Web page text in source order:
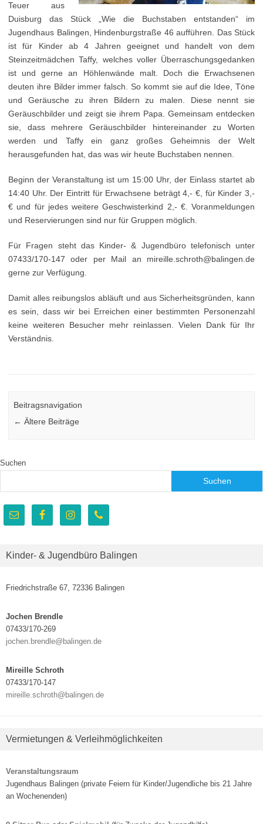
Teuer aus
Duisburg das Stück „Wie die Buchstaben entstanden“ im
Jugendhaus Balingen, Hindenburgstraße 46 aufführen. Das Stück
ist für Kinder ab 4 Jahren geeignet und handelt von dem
Steinzeitmädchen Taffy, welches voller Überraschungsgedanken
ist und gerne an Höhlenwände malt. Doch die Erwachsenen
deuten ihre Bilder immer falsch. So kommt sie auf die Idee, Töne
und Geräusche zu ihren Bildern zu malen. Diese nennt sie
Geräuschbilder und zeigt sie ihrem Papa. Gemeinsam entdecken
sie, dass mehrere Geräuschbilder hintereinander zu Worten
werden und Taffy ein ganz großes Geheimnis der Welt
herausgefunden hat, das was wir heute Buchstaben nennen.
Beginn der Veranstaltung ist um 15:00 Uhr, der Einlass startet ab
14:40 Uhr. Der Eintritt für Erwachsene beträgt 4,- €, für Kinder 3,-
€ und für jedes weitere Geschwisterkind 2,- €. Voranmeldungen
und Reservierungen sind nur für Gruppen möglich.
Für Fragen steht das Kinder- & Jugendbüro telefonisch unter
07433/170-147 oder per Mail an mireille.schroth@balingen.de
gerne zur Verfügung.
Damit alles reibungslos abläuft und aus Sicherheitsgründen, kann
es sein, dass wir bei Erreichen einer bestimmten Personenzahl
keine weiteren Besucher mehr reinlassen. Vielen Dank für Ihr
Verständnis.
Beitragsnavigation
← Ältere Beiträge
Suchen
Suchen
Kinder- & Jugendbüro Balingen
Friedrichstraße 67, 72336 Balingen
Jochen Brendle
07433/170-269
jochen.brendle@balingen.de
Mireille Schroth
07433/170-147
mireille.schroth@balingen.de
Vermietungen & Verleihmöglichkeiten
Veranstaltungsraum
Jugendhaus Balingen (private Feiern für Kinder/Jugendliche bis 21 Jahre
an Wochenenden)